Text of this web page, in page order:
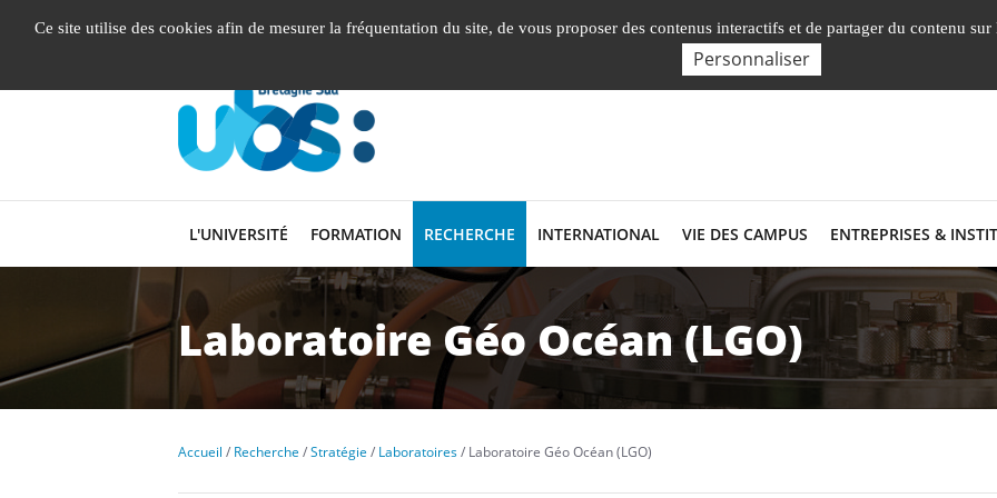
Nos Facultés,
English
L'UNIVERSITÉ FORMATION RECHERCHE INTERNATIONAL VIE DES CAMPUS ENTREPRISES &
Laboratoire Géo Océan (LGO)
Accueil Recherche Stratégie Laboratoires Laboratoire Géo Océan (LGO)
Ce site utilise des cookies afin de mesurer la fréquentation du site, de vous proposer des contenus interactifs et de partager du contenu sur
Personnaliser